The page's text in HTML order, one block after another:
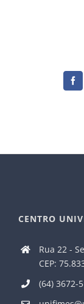
CENTRO
Rua 22 -
CEP:
(64) 3672-